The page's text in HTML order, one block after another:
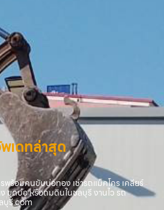
เดทล่าสุด
รพร้อมคนขับบ่อทอง เช่ารถแม็คโคร เคลียร์
ขุดบ่อ หรือถมดินในชลบุรี งานไว รถ
บุรี.com